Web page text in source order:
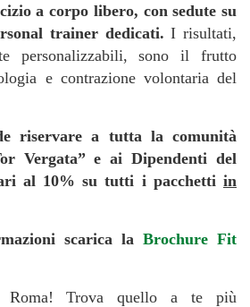
a corpo libero, con sedute su
trainer dedicati. I risultati,
personalizzabili, sono il frutto
e contrazione volontaria del
riservare a tutta la comunità
Vergata” e ai Dipendenti del
al 10% su tutti i pacchetti in
scarica la Brochure Fit
Trova quello a te più